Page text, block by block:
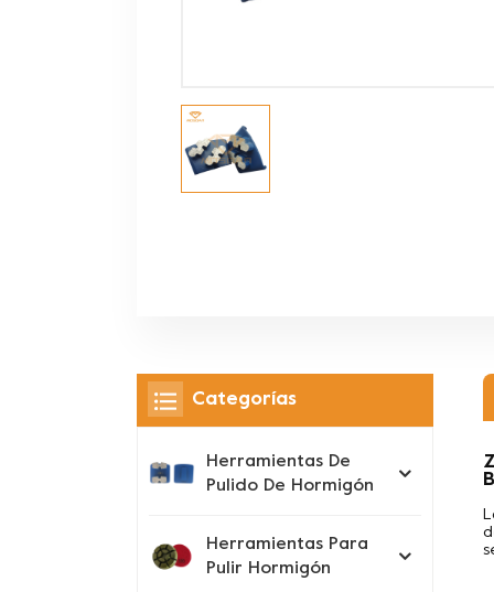
Categorías
Herramientas De
Pulido De Hormigón
Herramientas Para
Pulir Hormigón